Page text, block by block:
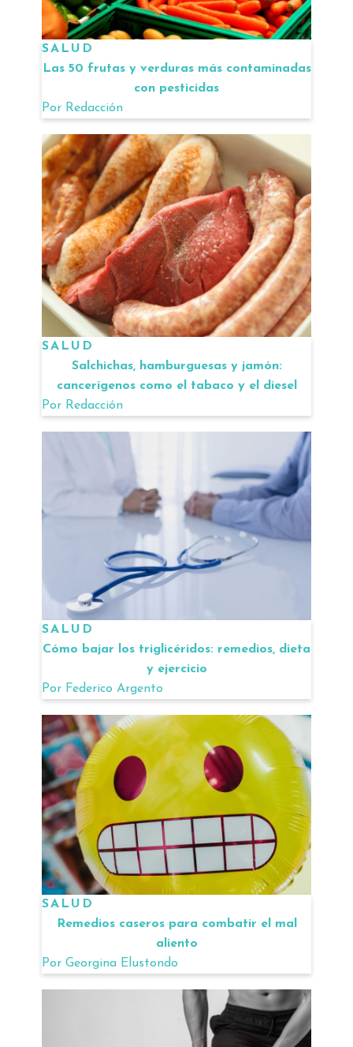
SALUD
Las 50 frutas y verduras más contaminadas
con pesticidas
Por Redacción
SALUD
Salchichas, hamburguesas y jamón:
cancerígenos como el tabaco y el diesel
Por Redacción
SALUD
Cómo bajar los triglicéridos: remedios, dieta
y ejercicio
Por Federico Argento
SALUD
Remedios caseros para combatir el mal
aliento
Por Georgina Elustondo